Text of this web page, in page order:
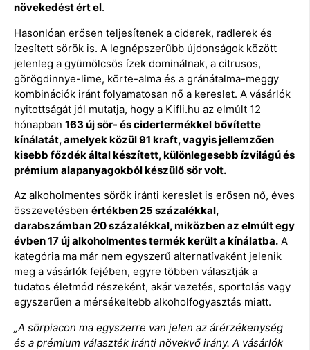
növekedést ért el.
Hasonlóan erősen teljesítenek a ciderek, radlerek és
ízesített sörök is. A legnépszerűbb újdonságok között
jelenleg a gyümölcsös ízek dominálnak, a citrusos,
görögdinnye-lime, körte-alma és a gránátalma-meggy
kombinációk iránt folyamatosan nő a kereslet. A vásárlók
nyitottságát jól mutatja, hogy a Kifli.hu az elmúlt 12
hónapban 163 új sör- és cidertermékkel bővítette
kínálatát, amelyek közül 91 kraft, vagyis jellemzően
kisebb főzdék által készített, különlegesebb ízvilágú és
prémium alapanyagokból készülő sör volt.
Az alkoholmentes sörök iránti kereslet is erősen nő, éves
összevetésben értékben 25 százalékkal,
darabszámban 20 százalékkal, miközben az elmúlt egy
évben 17 új alkoholmentes termék került a kínálatba. A
kategória ma már nem egyszerű alternatívaként jelenik
meg a vásárlók fejében, egyre többen választják a
tudatos életmód részeként, akár vezetés, sportolás vagy
egyszerűen a mérsékeltebb alkoholfogyasztás miatt.
„A sörpiacon ma egyszerre van jelen az árérzékenység
és a prémium választék iránti növekvő irány. A vásárlók